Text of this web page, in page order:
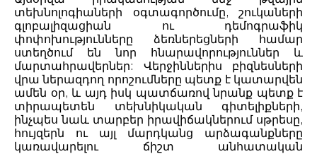
տեխնոլոգիաների օգտագործումը, շուկաների
գլոբալիզացիան ու դեմոգրաֆիկ
փոփոխությունները ձեռներեցների համար
ստեղծում են նոր հնարավորություններ և
մարտահրավերներ: Վերջիններիս բիզնեսների
վրա ներազդող որոշումները պետք է կատարվեն
ամեն օր, և այդ իսկ պատճառով նրանք պետք է
տիրապետեն տեխնիկական գիտելիքների,
ինչպես նաև տարբեր իրավիճակներում սթրեսը,
հույզերն ու այլ մարդկանց արձագանքները
կառավարելու ճիշտ անհատական